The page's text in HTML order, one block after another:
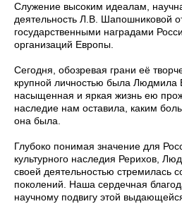
Служение высоким идеалам,
деятельность Л.В. Шапошниковой
государственными наградами
организаций Европы.
Сегодня, обозревая грани её
крупной личностью была Людмила
насыщенная и яркая жизнь ею
наследие нам оставила, каким
она была.
Глубоко понимая значение для
культурного наследия Рерихов,
своей деятельностью стремилась
поколений. Наша сердечная
научному подвигу этой